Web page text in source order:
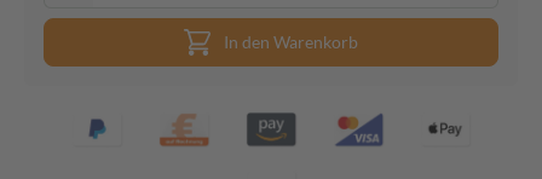
In den Warenkorb